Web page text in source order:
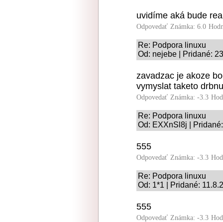
uvidíme aká bude
Odpovedať Známka: 6.0
Re: Podpora linuxu
Od: nejebe | Pridané:
zavadzac je akoze
vymyslat taketo
Odpovedať Známka: -3.3
Re: Podpora linuxu
Od: EXXnSl8j |
555
Odpovedať Známka: -3.3
Re: Podpora linuxu
Od: 1*1 | Pridané:
555
Odpovedať Známka: -3.3